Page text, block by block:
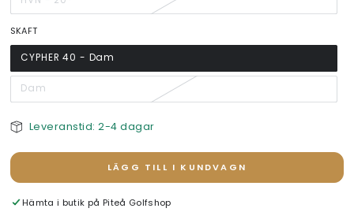
SKAFT
CYPHER 40 - Dam
Dam
Leveranstid: 2-4 dagar
LÄGG TILL I KUNDVAGN
Hämta i butik på Piteå Golfshop